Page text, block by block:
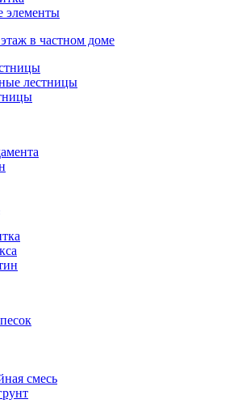
элементы
в частном доме
лестницы
смесь